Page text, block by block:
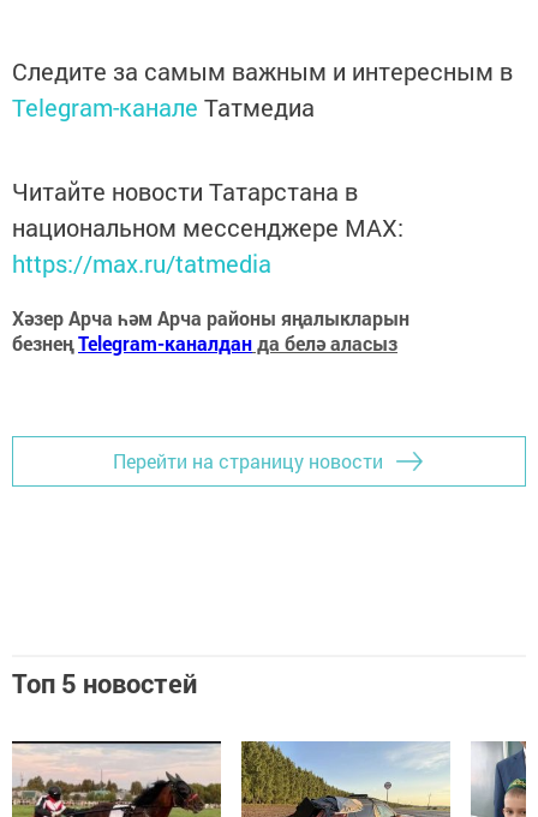
Следите за самым важным и интересным в
Telegram-канале Татмедиа
Читайте новости Татарстана в
национальном мессенджере MАХ:
https://max.ru/tatmedia
Хәзер Арча һәм Арча районы яңалыкларын
безнеңTelegram-каналданда белә аласыз
Перейти на страницу новости
Топ 5 новостей